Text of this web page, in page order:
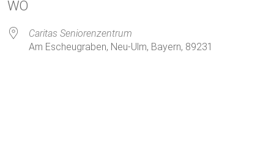
WO
Caritas Seniorenzentrum
Am Escheugraben, Neu-Ulm, Bayern, 89231